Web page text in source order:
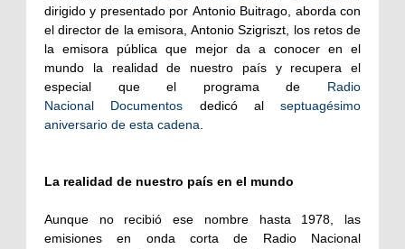
dirigido y presentado por Antonio Buitrago, aborda con
el director de la emisora, Antonio Szigriszt, los retos de
la emisora pública que mejor da a conocer en el
mundo la realidad de nuestro país y recupera el
especial que el programa de Radio
Nacional
Documentos dedicó al septuagésimo
aniversario de esta cadena.
La realidad de nuestro país en el mundo
Aunque no recibió ese nombre hasta 1978, las
emisiones en onda corta de Radio Nacional